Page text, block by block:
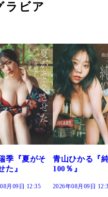
ラビア
かる『純度
』
月09日 12:30
溝端 葵『もう
つの、あおい
で。』
2026年08月09日